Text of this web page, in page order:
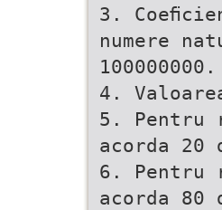
3.
numere
100000000.
4.
5. Pentru
acorda 20
6. Pentru
acorda 80